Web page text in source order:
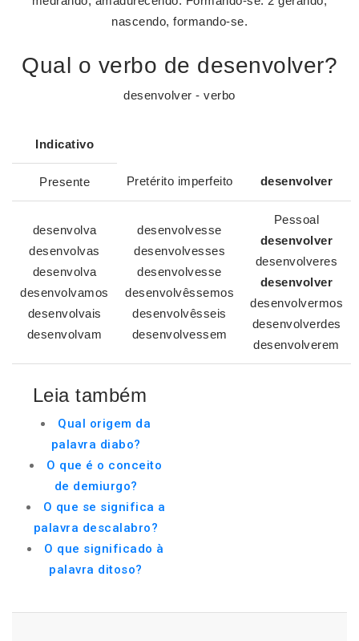
nascendo, formando-se.
Qual o verbo de desenvolver?
desenvolver - verbo
Indicativo
Presente Pretérito imperfeito desenvolver
desenvolva
desenvolvas
desenvolva
desenvolvamos
desenvolvais
desenvolvam
desenvolvesse
desenvolvesses
desenvolvesse
desenvolvêssemos
desenvolvêsseis
desenvolvessem
Pessoal
desenvolver
desenvolveres
desenvolver
desenvolvermos
desenvolverdes
desenvolverem
Leia também
Qual origem da
palavra diabo?
O que é o conceito
de demiurgo?
O que se significa a
palavra descalabro?
O que significado à
palavra ditoso?